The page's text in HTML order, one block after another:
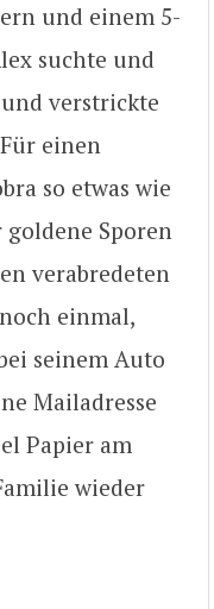
und einem 5-
suchte und
verstrickte
einen
so etwas wie
goldene Sporen
verabredeten
einmal,
seinem Auto
Mailadresse
Papier am
wieder